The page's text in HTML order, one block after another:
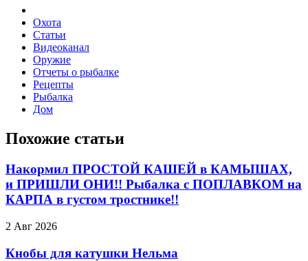
Охота
Статьи
Видеоканал
Оружие
Отчеты о рыбалке
Рецепты
Рыбалка
Дом
Похожие статьи
Накормил ПРОСТОЙ КАШЕЙ в КАМЫШАХ,
и ПРИШЛИ ОНИ!! Рыбалка с ПОПЛАВКОМ на
КАРПА в густом тростнике!!
2 Авг 2026
Кнобы для катушки Нельма